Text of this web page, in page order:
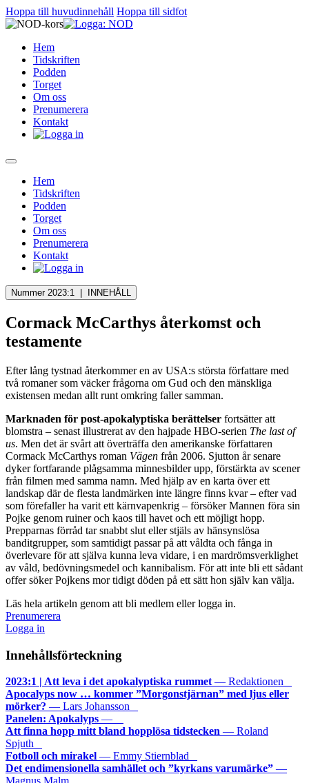
Hoppa till huvudinnehåll Hoppa till sidfot
Hem
Tidskriften
Podden
Torget
Om oss
Prenumerera
Kontakt
Hem
Tidskriften
Podden
Torget
Om oss
Prenumerera
Kontakt
Nummer 2023:1 | INNEHÅLL
Cormack McCarthys återkomst och
testamente
Efter lång tystnad återkommer en av USA:s största författare med
två romaner som väcker frågorna om Gud och den mänskliga
existensen medan allt runt omkring faller samman.
Marknaden för post-apokalyptiska berättelser fortsätter att
blomstra – senast illustrerat av den hajpade HBO-serien The last of
us. Men det är svårt att överträffa den amerikanske författaren
Cormack McCarthys roman Vägen från 2006. Sjutton år senare
dyker fortfarande plågsamma minnesbilder upp, förstärkta av scener
från filmen med samma namn. Med hjälp av en karta över ett
landskap där de flesta landmärken inte längre finns kvar – efter vad
som förefaller ha varit ett kärnvapenkrig – försöker Mannen föra sin
Pojke genom ruiner och kaos till havet och ett möjligt hopp.
Prepparnas förråd tar snabbt slut eller stjäls av hänsynslösa
banditgrupper, som samtidigt passar på att våldta och fånga in
överlevare för att själva kunna leva vidare, i en mardröms­verklighet
av våld, bedövningsmedel och kannibalism. För att inte bli ett sådant
offer söker Pojkens mor tidigt döden på ett sätt hon själv kan välja.
Läs hela artikeln genom att bli medlem eller logga in.
Prenumerera
Logga in
Innehållsförteckning
2023:1 | Att leva i det apokalyptiska rummet — Redaktionen
Apocalyps now … kommer ”Morgonstjärnan” med ljus eller
mörker? — Lars Johansson
Panelen: Apokalyps —
Att finna hopp mitt bland hopplösa tidstecken — Roland
Spjuth
Fotboll och mirakel — Emmy Stiernblad
Det endimensionella samhället och ”kyrkans varumärke” —